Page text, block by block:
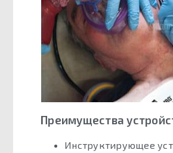
Преимущества
Инструктирующее